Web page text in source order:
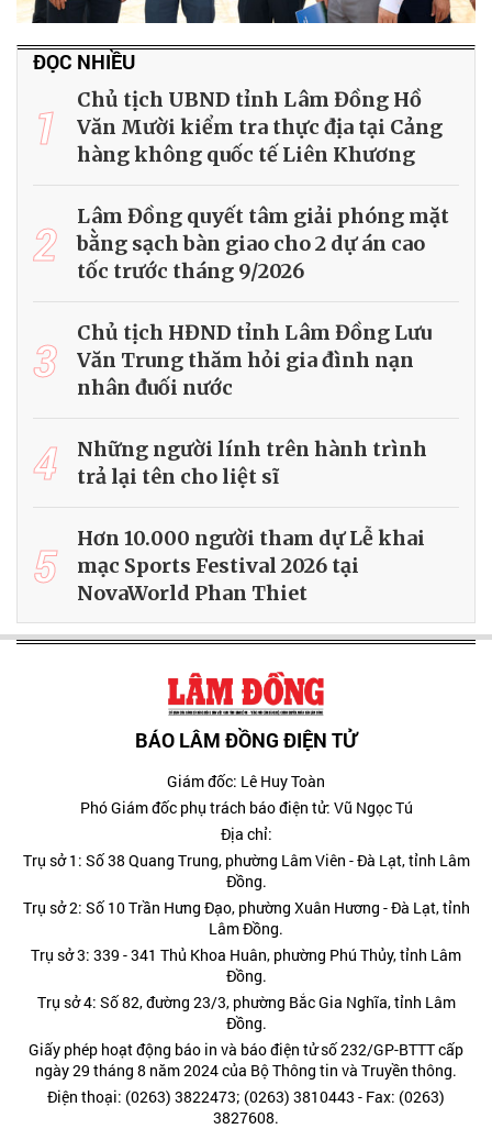
1
Chủ tịch UBND tỉnh Lâm Đồng Hồ
Văn Mười kiểm tra thực địa tại Cảng
hàng không quốc tế Liên Khương
2
Lâm Đồng quyết tâm giải phóng mặt
bằng sạch bàn giao cho 2 dự án cao
3
Chủ tịch HĐND tỉnh Lâm Đồng Lưu
Văn Trung thăm hỏi gia đình nạn
nhân đuối nước
Những người lính trên hành trình
trả lại tên cho liệt sĩ
Hơn 10.000 người tham dự Lễ khai
mạc Sports Festival 2026 tại
NovaWorld Phan Thiet
BÁO LÂM ĐỒNG ĐIỆN TỬ
Giám đốc: Lê Huy Toàn
Phó Giám đốc phụ trách báo điện tử: Vũ Ngọc Tú
Địa chỉ:
Trụ sở 1: Số 38 Quang Trung, phường Lâm Viên - Đà Lạt, tỉnh Lâm
Đồng.